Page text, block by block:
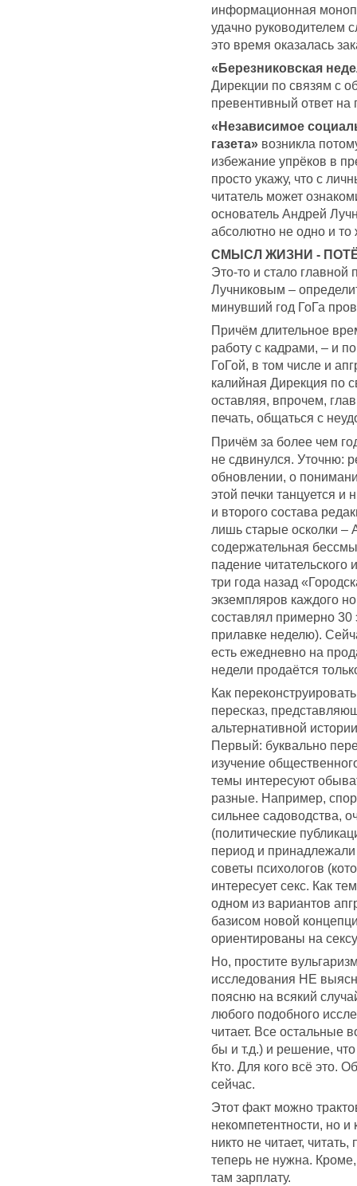
информационная
удачно руководителем
это время оказалась
«Березниковская
Дирекции по связям с
превентивный ответ на
«Независимое
газета» возникла
избежание упрёков в
просто укажу, что с
читатель может
основатель Андрей
абсолютно не одно и то
СМЫСЛ ЖИЗНИ -
Это-то и стало
Лучниковым –
минувший год ГоГа
Причём длительное
работу с кадрами, – и
ГоГой, в том числе и
калийная Дирекция по
оставляя, впрочем,
печать, общаться с
Причём за более чем
не сдвинулся. Уточню:
обновлении, о
этой печки танцуется
и второго состава
лишь старые осколки
содержательная
падение читательского
три года назад
экземпляров каждого
составлял примерно
прилавке неделю).
есть ежедневно на
недели продаётся
Как
пересказ,
альтернативной
Первый: буквально
изучение
темы интересуют
разные. Например,
сильнее садоводства,
(политические
период и
советы психологов
интересует секс. Как
одном из вариантов
базисом новой
ориентированы на
Но, простите
исследования НЕ
поясню на всякий
любого подобного
читает. Все остальные
бы и т.д.) и решение,
Кто. Для кого всё это.
сейчас.
Этот факт можно
некомпетентности, но и
никто не читает,
теперь не нужна.
там зарплату.